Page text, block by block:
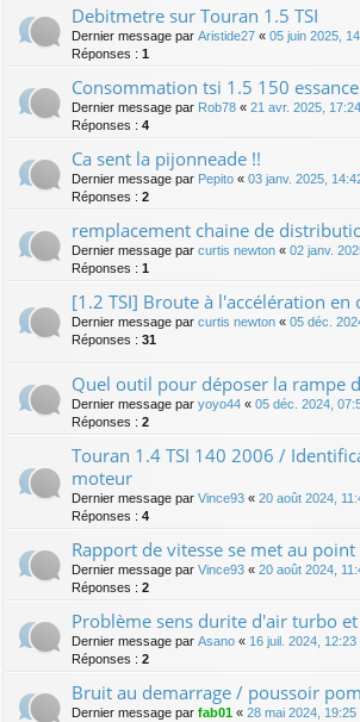
Debitmetre sur Touran 1.5 TSI
Dernier message par Aristide27 « 05 juin 2025,
Réponses : 1
Consommation tsi 1.5 150 essance
Dernier message par Rob78 « 21 avr. 2025, 17:24
Réponses : 4
Ca sent la pijonneade !!
Dernier message par Pepito « 03 janv. 2025,
Réponses : 2
remplacement chaine de
Dernier message par curtis newton « 02 janv.
Réponses : 1
[1.2 TSI] Broute à l'accélération en
Dernier message par curtis newton « 05 déc.
Réponses : 31
Quel outil pour déposer la rampe
Dernier message par yoyo44 « 05 déc. 2024,
Réponses : 2
Touran 1.4 TSI 140 2006 /
moteur
Dernier message par Vince93 « 20 août 2024,
Réponses : 4
Rapport de vitesse se met au
Dernier message par Vince93 « 20 août 2024,
Réponses : 2
Problème sens durite d'air turbo
Dernier message par Asano « 16 juil. 2024, 12:23
Réponses : 2
Bruit au demarrage / poussoir
Dernier message par fab01 « 28 mai 2024, 19:25